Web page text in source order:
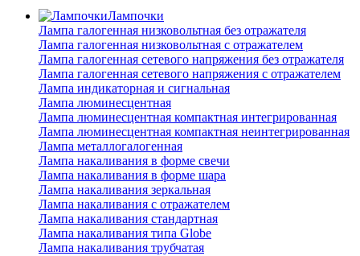
Лампочки
Лампа галогенная низковольтная без отражателя
Лампа галогенная низковольтная с отражателем
Лампа галогенная сетевого напряжения без отражателя
Лампа галогенная сетевого напряжения с отражателем
Лампа индикаторная и сигнальная
Лампа люминесцентная
Лампа люминесцентная компактная интегрированная
Лампа люминесцентная компактная неинтегрированная
Лампа металлогалогенная
Лампа накаливания в форме свечи
Лампа накаливания в форме шара
Лампа накаливания зеркальная
Лампа накаливания с отражателем
Лампа накаливания стандартная
Лампа накаливания типа Globe
Лампа накаливания трубчатая